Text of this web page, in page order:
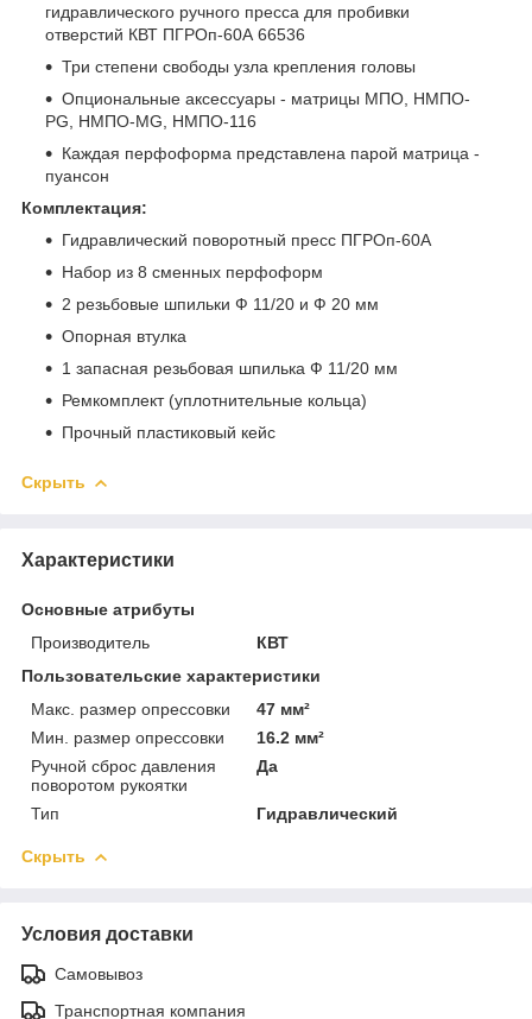
гидравлического ручного пресса для пробивки
отверстий КВТ ПГРОп-60А 66536
Три степени свободы узла крепления головы
Опциональные аксессуары - матрицы МПО, НМПО-
PG, НМПО-MG, НМПО-116
Каждая перфоформа представлена парой матрица -
пуансон
Комплектация:
Гидравлический поворотный пресс ПГРОп-60А
Набор из 8 сменных перфоформ
2 резьбовые шпильки Ф 11/20 и Ф 20 мм
Опорная втулка
1 запасная резьбовая шпилька Ф 11/20 мм
Ремкомплект (уплотнительные кольца)
Прочный пластиковый кейс
Скрыть
Характеристики
Основные атрибуты
Производитель
КВТ
Пользовательские характеристики
Макс. размер опрессовки
47 мм²
Мин. размер опрессовки
16.2 мм²
Ручной сброс давления
поворотом рукоятки
Да
Тип Гидравлический
Скрыть
Условия доставки
Самовывоз
Транспортная компания